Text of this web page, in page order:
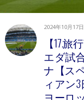
夏ヨー
2024年10月17日
【17.
エダ試
ナ【ス
ィアン3
ヨーロ